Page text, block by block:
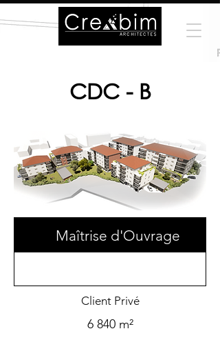
CDC - B
Maîtrise d'Ouvrage
Client Privé
6 840 m²